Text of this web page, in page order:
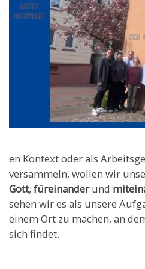
en Kontext oder als
versammeln, wollen wir
Gott, füreinanderund
sehen wir es als unsere
einem Ort zu machen, an
sich findet.